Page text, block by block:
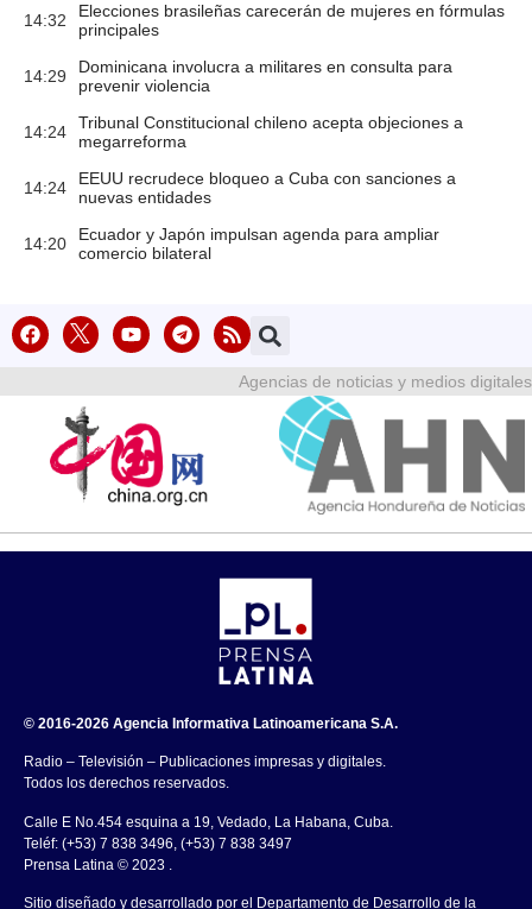
14:32
Elecciones brasileñas carecerán de mujeres en fórmulas
principales
14:29
Dominicana involucra a militares en consulta para
prevenir violencia
14:24
Tribunal Constitucional chileno acepta objeciones a
megarreforma
14:24
EEUU recrudece bloqueo a Cuba con sanciones a
nuevas entidades
14:20
Ecuador y Japón impulsan agenda para ampliar
comercio bilateral
Agencias de noticias y medios digitales
© 2016-2026 Agencia Informativa Latinoamericana S.A.
Radio – Televisión – Publicaciones impresas y digitales.
Todos los derechos reservados.
Calle E No.454 esquina a 19, Vedado, La Habana, Cuba.
Teléf: (+53) 7 838 3496, (+53) 7 838 3497
Prensa Latina © 2023 .
Sitio diseñado y desarrollado por el Departamento de Desarrollo de la